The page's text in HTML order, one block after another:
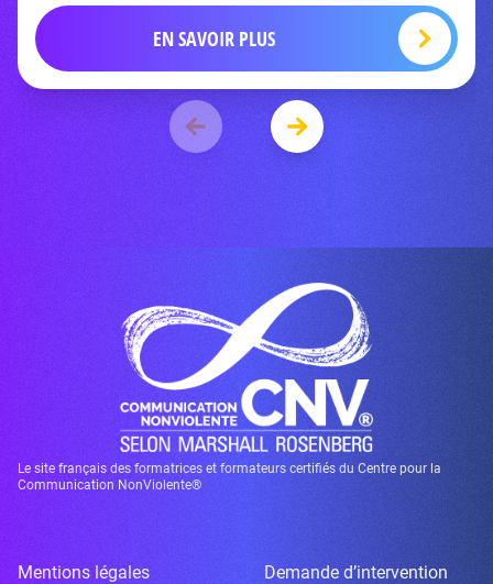
EN SAVOIR PLUS
Le site français des formatrices et formateurs certifiés du Centre pour la
Communication NonViolente®
Mentions légales
Demande d’intervention